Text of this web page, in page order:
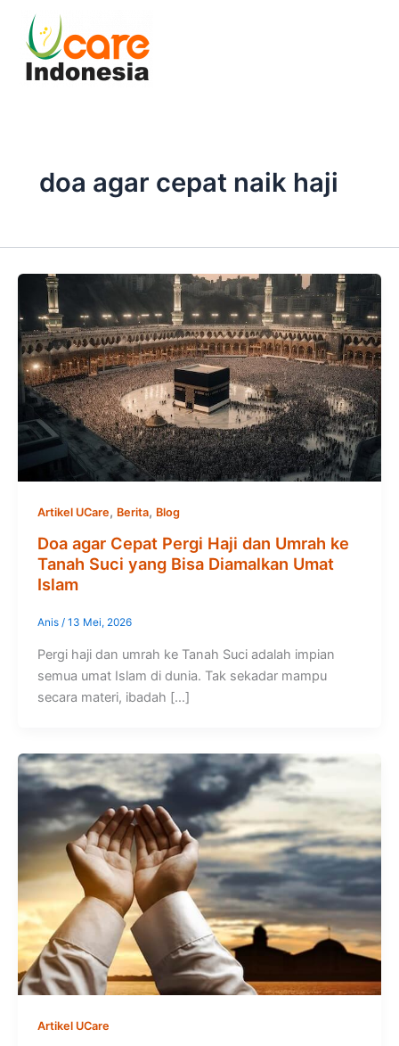
content
doa agar cepat naik haji
Artikel UCare, Berita, Blog
Doa agar Cepat Pergi Haji dan Umrah ke
Tanah Suci yang Bisa Diamalkan Umat
Islam
Anis / 13 Mei, 2026
Pergi haji dan umrah ke Tanah Suci adalah impian
semua umat Islam di dunia. Tak sekadar mampu
secara materi, ibadah […]
Artikel UCare